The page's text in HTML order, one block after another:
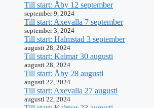
Till start: Åby 12 september
september 9, 2024
Till start: Axevalla 7 september
september 3, 2024
Till start: Halmstad 3 september
augusti 28, 2024
Till start: Kalmar 30 augusti
augusti 28, 2024
Till start: Åby 28 augusti
augusti 22, 2024
Till start: Axevalla 27 augusti
augusti 22, 2024